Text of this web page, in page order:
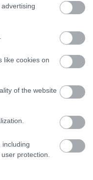
like cookies on
of the website
including
protection.